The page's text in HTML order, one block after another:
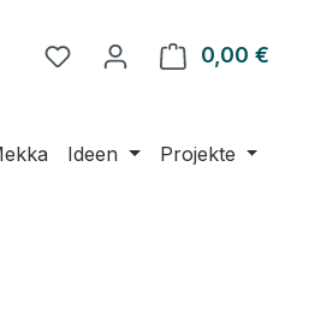
0,00 €
Ideen Projekte